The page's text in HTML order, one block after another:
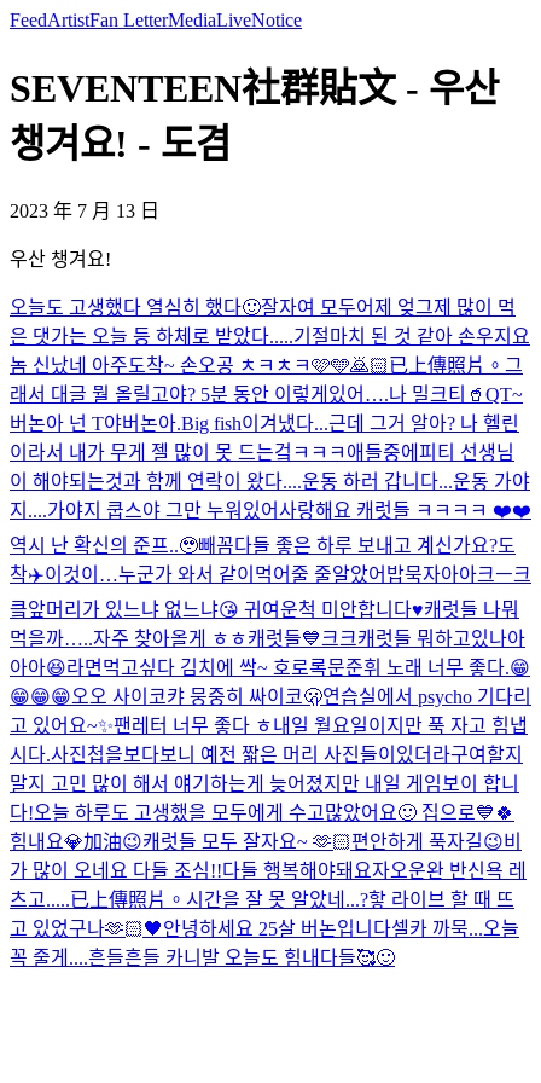
FeedArtistFan LetterMediaLiveNotice
SEVENTEEN社群貼文 - 우산
챙겨요! - 도겸
2023 年 7 月 13 日
우산 챙겨요!
오늘도 고생했다 열심히 했다🙂잘자여 모두어제 엊그제 많이 먹
은 댓가는 오늘 등 하체로 받았다.....기절마치 된 것 같아 손우지 요
놈 신났네 아주도착~ 손오공 ㅊㅋㅊㅋ🩷🩵🙇🏻已上傳照片。 그
래서 대글 뭘 올릴고야? 5분 동안 이렇게있어….나 밀크티🥤 QT~
버논아 넌 T야버논아.Big fish이겨냈다...근데 그거 알아? 나 헬린
이라서 내가 무게 젤 많이 못 드는겈ㅋㅋㅋ애들중에 피티 선생님
이 해야되는것과 함께 연락이 왔다....운동 하러 갑니다...운동 가야
지....가야지 쿱스야 그만 누워있어사랑해요 캐럿들 ㅋㅋㅋㅋ ❤️❤️
역시 난 확신의 준프..🥹빼꼼다들 좋은 하루 보내고 계신가요?도
착✈️이것이…누군가 와서 같이먹어줄 줄알았어 밥묵자아아크ㅡ크
킄앞머리가 있느냐 없느냐😘 귀여운척 미안합니다♥️캐럿들 나뭐
먹을까…..자주 찾아올게 ㅎㅎ캐럿들💙크크캐럿들 뭐하고있나아
아아😆라면먹고싶다 김치에 싹~ 호로록문준휘 노래 너무 좋다.😁
😁😁😁오오 사이코캬 뭉중히 싸이코🫢연습실에서 psycho 기다리
고 있어요~✨팬레터 너무 좋다 ㅎ내일 월요일이지만 푹 자고 힘냅
시다.사진첩을보다보니 예전 짧은 머리 사진들이있더라구여할지
말지 고민 많이 해서 얘기하는게 늦어졌지만 내일 게임보이 합니
다!오늘 하루도 고생했을 모두에게 수고많았어요🙂 집으로💙 🍀
힘내요💎加油😉캐럿들 모두 잘자요~ 🫶🏻편안하게 푹자길😉비
가 많이 오네요 다들 조심!!다들 행복해야돼요자오운완 반신욕 레
츠고.....已上傳照片。 시간을 잘 못 알았네...?핳 라이브 할 때 뜨
고 있었구나🫶🏻🖤안녕하세요 25살 버논입니다셀카 까묵...오늘
꼭 줄게....흔들흔들 카니발 오늘도 힘내다들🥰🙂